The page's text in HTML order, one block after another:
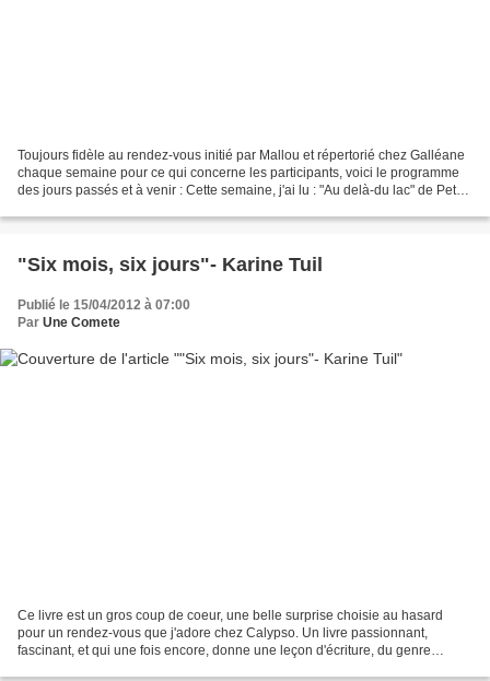
Toujours fidèle au rendez-vous initié par Mallou et répertorié chez Galléane
chaque semaine pour ce qui concerne les participants, voici le programme
des jours passés et à venir : Cette semaine, j'ai lu : "Au delà-du lac" de Peter
"Six mois, six jours"- Karine Tuil
Publié le 15/04/2012 à 07:00
Par Une Comete
Ce livre est un gros coup de coeur, une belle surprise choisie au hasard
pour un rendez-vous que j'adore chez Calypso. Un livre passionnant,
fascinant, et qui une fois encore, donne une leçon d'écriture, du genre